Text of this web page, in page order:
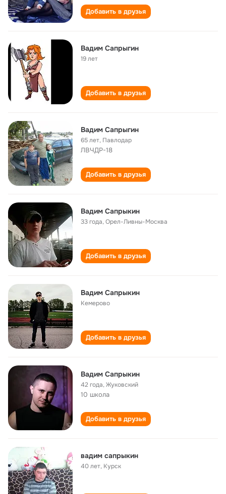
Добавить в друзья
Вадим Сапрыгин
19 лет
Добавить в друзья
Вадим Сапрыгин
65 лет, Павлодар
ЛВЧДР-18
Добавить в друзья
Baдим Сапрыкин
33 года,Орел-Ливны-Москва
Добавить в друзья
Вадим Сапрыкин
Кемерово
Добавить в друзья
Вадим Сапрыкин
42 года,Жуковский
10 школа
Добавить в друзья
вадим сапрыкин
40 лет, Курск